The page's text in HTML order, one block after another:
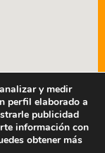
S.A.
y medir
perfil elaborado a
publicidad
información con
obtener más